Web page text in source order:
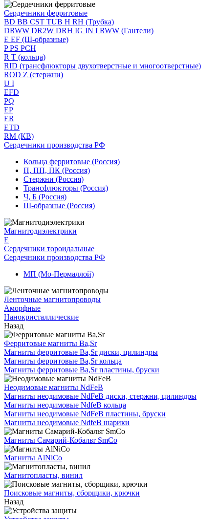
Сердечники ферритовые
BD BB CST TUB H RH (Трубка)
DRWW DR2W DRH IG IN I RWW (Гантели)
E EF (Ш-образные)
P PS PCH
R T (кольца)
RID (трансфлюкторы двухотверстные и многоотверстные)
ROD Z (стержни)
U I
EFD
PQ
EP
ER
ETD
RM (КВ)
Сердечники производства РФ
Кольца ферритовые (Россия)
П, ПП, ПК (Россия)
Стержни (Россия)
Трансфлюкторы (Россия)
Ч, Б (Россия)
Ш-образные (Россия)
Магнитодиэлектрики
E
Сердечники тороидальные
Сердечники производства РФ
МП (Мо-Пермаллой)
Ленточные магнитопроводы
Аморфные
Нанокристаллические
Назад
Ферритовые магниты Ba,Sr
Магниты ферритовые Ba,Sr диски, цилиндры
Магниты ферритовые Ba,Sr кольца
Магниты ферритовые Ba,Sr пластины, бруски
Неодимовые магниты NdFeB
Магниты неодимовые NdFeB диски, стержни, цилиндры
Магниты неодимовые NdfeB кольца
Магниты неодимовые NdFeB пластины, бруски
Магниты неодимовые NdfeB шарики
Магниты Самарий-Кобальт SmCo
Магниты AlNiCo
Магнитопласты, винил
Поисковые магниты, сборщики, крючки
Назад